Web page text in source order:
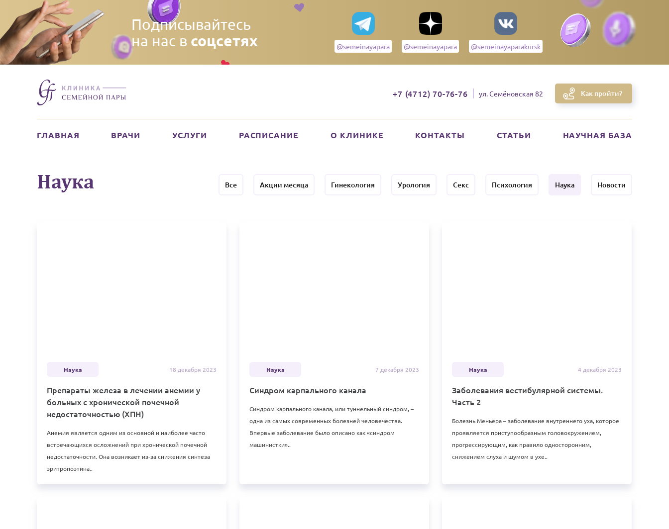
Подписывайтесь
на нас в соцсетях @semeinayapara @semeinayapara @semeinayaparakursk
+7 (4712) 70-76-76 ул. Семёновская 82 Как пройти?
ГЛАВНАЯ ВРАЧИ УСЛУГИ РАСПИСАНИЕ О КЛИНИКЕ КОНТАКТЫ СТАТЬИ НАУЧНАЯ БАЗА
Наука Все Акции месяца Гинекология Урология Секс Психология Наука Новости
Наука 18 декабря 2023
Препараты железа в лечении анемии у
больных с хронической почечной
недостаточностью (ХПН)
Анемия является одним из основной и наиболее часто
встречающихся осложнений при хронической почечной
недостаточности. Она возникает из-за снижения синтеза
эритропоэтина..
Наука 7 декабря 2023
Синдром карпального канала
Синдром карпального канала, или туннельный синдром, –
одна из самых современных болезней человечества.
Впервые заболевание было описано как «синдром
машинистки»..
Наука 4 декабря 2023
Заболевания вестибулярной системы.
Часть 2
Болезнь Меньера – заболевание внутреннего уха, которое
проявляется приступообразным головокружением,
прогрессирующим, как правило односторонним,
снижением слуха и шумом в ухе..